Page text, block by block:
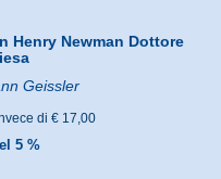
Henry Newman Dottore
Geissler
di € 17,00
5 %